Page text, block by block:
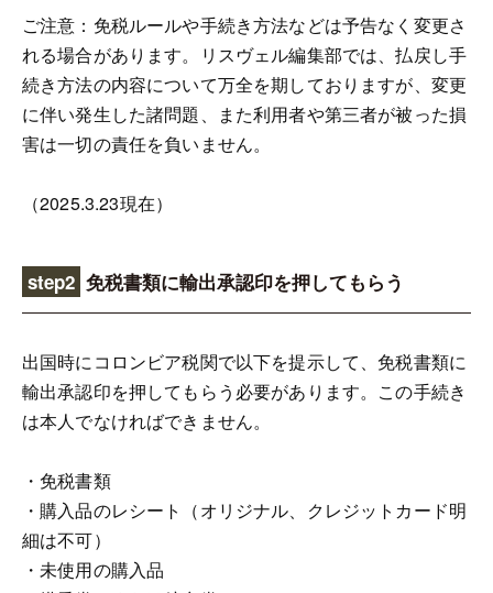
ご注意：免税ルールや手続き方法などは予告なく変更さ
れる場合があります。リスヴェル編集部では、払戻し手
続き方法の内容について万全を期しておりますが、変更
に伴い発生した諸問題、また利用者や第三者が被った損
害は一切の責任を負いません。
（2025.3.23現在）
step2 免税書類に輸出承認印を押してもらう
出国時にコロンビア税関で以下を提示して、免税書類に
輸出承認印を押してもらう必要があります。この手続き
は本人でなければできません。
・免税書類
・購入品のレシート（オリジナル、クレジットカード明
細は不可）
・未使用の購入品